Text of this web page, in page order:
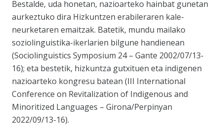
Bestalde, uda honetan, nazioarteko hainbat gunetan
aurkeztuko dira Hizkuntzen erabileraren kale-
neurketaren emaitzak. Batetik, mundu mailako
soziolinguistika-ikerlarien bilgune handienean
(Sociolinguistics Symposium 24 – Gante 2002/07/13-
16); eta bestetik, hizkuntza gutxituen eta indigenen
nazioarteko kongresu batean (III International
Conference on Revitalization of Indigenous and
Minoritized Languages – Girona/Perpinyan
2022/09/13-16).